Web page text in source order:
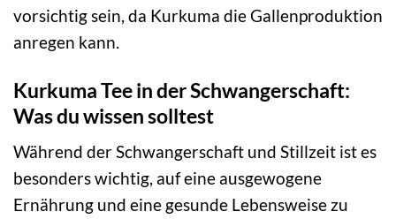
vorsichtig sein, da Kurkuma die Gallenproduktion
anregen kann.
Kurkuma Tee in der Schwangerschaft:
Was du wissen solltest
Während der Schwangerschaft und Stillzeit ist es
besonders wichtig, auf eine ausgewogene
Ernährung und eine gesunde Lebensweise zu